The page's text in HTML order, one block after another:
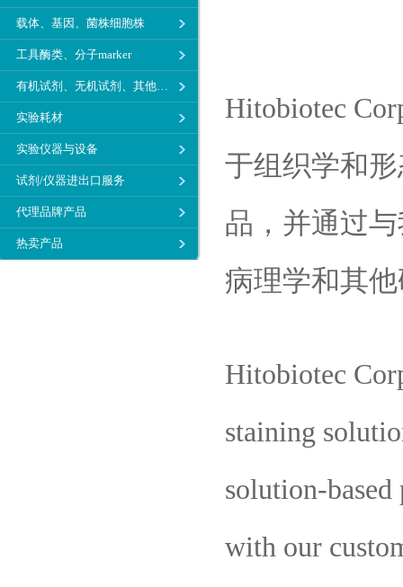
载体、基因、菌株细胞株
工具酶类、分子marker
有机试剂、无机试剂、其他生化试剂
实验耗材
实验仪器与设备
试剂/仪器进出口服务
代理品牌产品
热卖产品
Hitobiotec
于组织学和
品，并通过
病理学和其
Hitobiotec
staining
solution-
with our